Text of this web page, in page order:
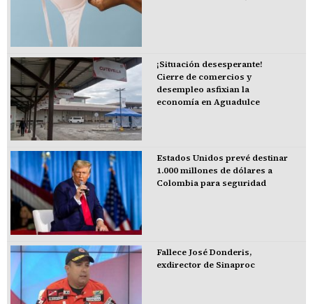
¡Situación desesperante!
Cierre de comercios y
desempleo asfixian la
economía en Aguadulce
Estados Unidos prevé destinar
1.000 millones de dólares a
Colombia para seguridad
Fallece José Donderis,
exdirector de Sinaproc